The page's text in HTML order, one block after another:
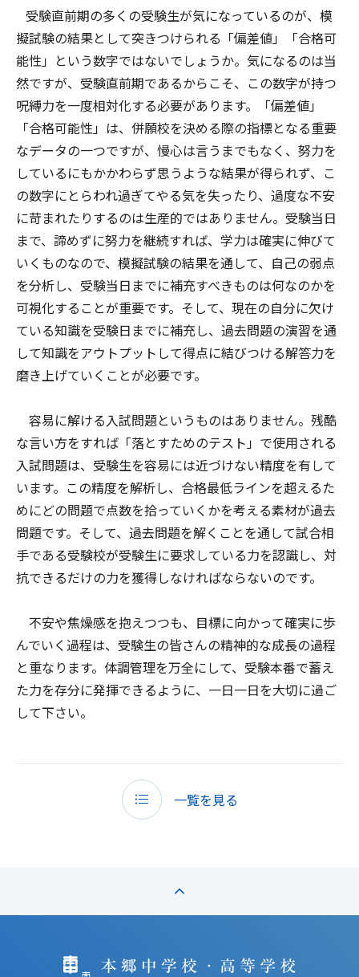
受験直前期の多くの受験生が気になっているのが、模
擬試験の結果として突きつけられる「偏差値」「合格可
能性」という数字ではないでしょうか。気になるのは当
然ですが、受験直前期であるからこそ、この数字が持つ
呪縛力を一度相対化する必要があります。「偏差値」
「合格可能性」は、併願校を決める際の指標となる重要
なデータの一つですが、慢心は言うまでもなく、努力を
しているにもかかわらず思うような結果が得られず、こ
の数字にとらわれ過ぎてやる気を失ったり、過度な不安
に苛まれたりするのは生産的ではありません。受験当日
まで、諦めずに努力を継続すれば、学力は確実に伸びて
いくものなので、模擬試験の結果を通して、自己の弱点
を分析し、受験当日までに補充すべきものは何なのかを
可視化することが重要です。そして、現在の自分に欠け
ている知識を受験日までに補充し、過去問題の演習を通
して知識をアウトプットして得点に結びつける解答力を
磨き上げていくことが必要です。
容易に解ける入試問題というものはありません。残酷
な言い方をすれば「落とすためのテスト」で使用される
入試問題は、受験生を容易には近づけない精度を有して
います。この精度を解析し、合格最低ラインを超えるた
めにどの問題で点数を拾っていくかを考える素材が過去
問題です。そして、過去問題を解くことを通して試合相
手である受験校が受験生に要求している力を認識し、対
抗できるだけの力を獲得しなければならないのです。
不安や焦燥感を抱えつつも、目標に向かって確実に歩
んでいく過程は、受験生の皆さんの精神的な成長の過程
と重なります。体調管理を万全にして、受験本番で蓄え
た力を存分に発揮できるように、一日一日を大切に過ご
して下さい。
一覧を見る